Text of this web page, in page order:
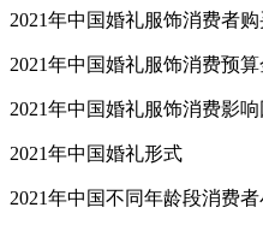
2021年中国婚礼服饰消费者
2021年中国婚礼服饰消费预
2021年中国婚礼服饰消费影
2021年中国婚礼形式
2021年中国不同年龄段消费